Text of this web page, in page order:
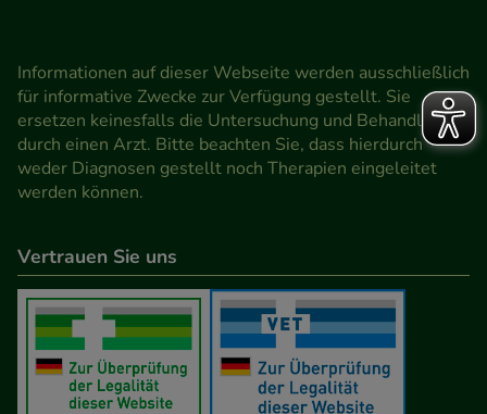
Informationen auf dieser Webseite werden ausschließlich
für informative Zwecke zur Verfügung gestellt. Sie
ersetzen keinesfalls die Untersuchung und Behandlung
durch einen Arzt. Bitte beachten Sie, dass hierdurch
weder Diagnosen gestellt noch Therapien eingeleitet
werden können.
Vertrauen Sie uns